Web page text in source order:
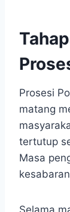
Prosesi
matang
tertutup
Masa
Selama